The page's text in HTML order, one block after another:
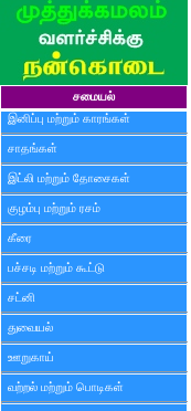
சமையல்
இனிப்பு மற்றும் காரங்கள்
சாதங்கள்
இட்லி மற்றும் தோசைகள்
குழம்பு மற்றும் ரசம்
கீரை
பச்சடி மற்றும் கூட்டு
சட்னி
துவையல்
ஊறுகாய்
வற்றல் மற்றும் பொடிகள்